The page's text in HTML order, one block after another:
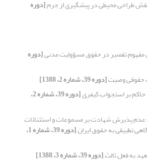
طراحی محیطی در پیشگیری از جرم[دوره
تقصیر در حقوق مسؤولیت مدنی[دوره
حقوقی وصیت[دوره 39، شماره 2، 1388]
بر استجواب کیفری [دوره 39، شماره 2،
عدم پذیرش شهادت بر مسموعات و استثنائات
تطبیقی به حقوق ایران [دوره 39، شماره 1،
به فعل ثالث[دوره 39، شماره 3، 1388]